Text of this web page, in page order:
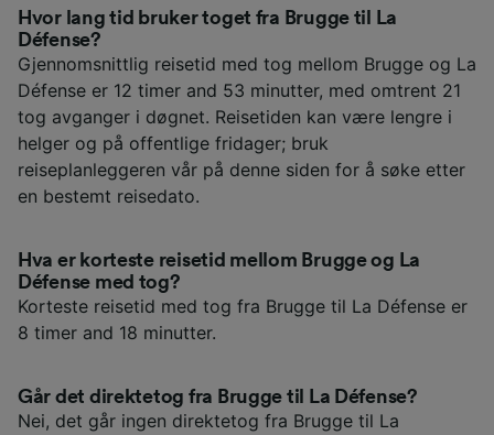
Hvor lang tid bruker toget fra Brugge til La
Défense?
Gjennomsnittlig reisetid med tog mellom Brugge og La
Défense er 12 timer and 53 minutter, med omtrent 21
tog avganger i døgnet. Reisetiden kan være lengre i
helger og på offentlige fridager; bruk
reiseplanleggeren vår på denne siden for å søke etter
en bestemt reisedato.
Hva er korteste reisetid mellom Brugge og La
Défense med tog?
Korteste reisetid med tog fra Brugge til La Défense er
8 timer and 18 minutter.
Går det direktetog fra Brugge til La Défense?
Nei, det går ingen direktetog fra Brugge til La